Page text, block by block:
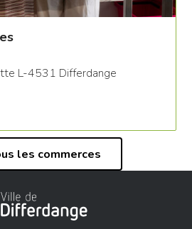
L-4531 Differdange
les commerces
Differdange